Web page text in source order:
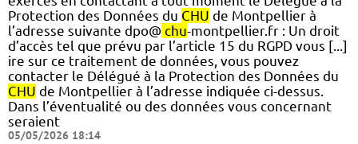
Protection des Données du CHU de Montpellier à
l’adresse suivante dpo@ chu-montpellier.fr : Un droit
d’accès tel que prévu par l’article 15 du RGPD vous [...]
ire sur ce traitement de données, vous pouvez
contacter le Délégué à la Protection des Données du
CHU de Montpellier à l’adresse indiquée ci-dessus.
Dans l’éventualité ou des données vous concernant
seraient
05/05/2026 18:14